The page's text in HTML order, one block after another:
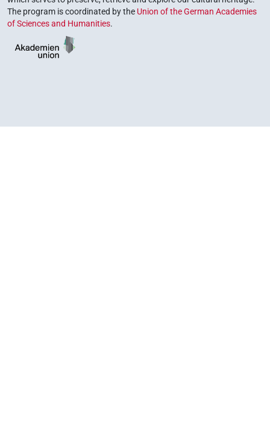
The program is coordinated by the Union of the German Academies
of Sciences and Humanities.